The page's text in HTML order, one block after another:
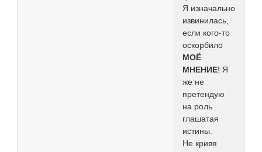
Я изначально
извинилась,
если кого-то
оскорбило
МОЁ
МНЕНИЕ! Я
же не
претендую
на роль
глашатая
истины.
Не кривя